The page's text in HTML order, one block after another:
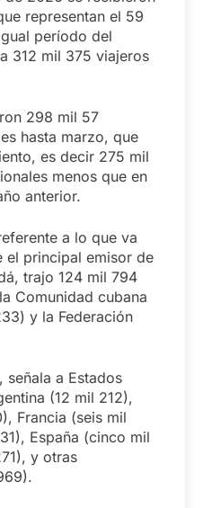
representan el 59
período del
312 mil 375 viajeros
298 mil 57
hasta marzo, que
es decir 275 mil
menos que en
anterior.
a lo que va
el principal emisor de
trajo 124 mil 794
Comunidad cubana
y la Federación
señala a Estados
(12 mil 212),
Francia (seis mil
España (cinco mil
y otras